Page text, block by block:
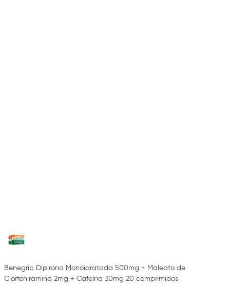
Benegrip Dipirona Monoidratada 500mg + Maleato de
Clorfeniramina 2mg + Cafeína 30mg 20 comprimidos